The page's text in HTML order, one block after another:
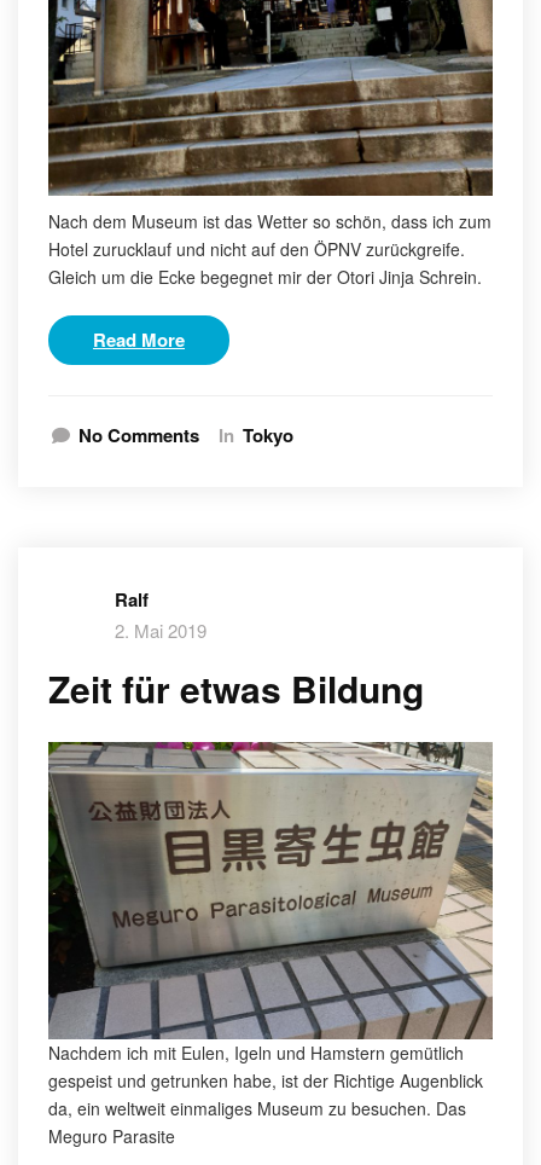
Nach dem Museum ist das Wetter so schön, dass ich zum
Hotel zurucklauf und nicht auf den ÖPNV zurückgreife.
Gleich um die Ecke begegnet mir der Otori Jinja Schrein.
Read More
No Comments In Tokyo
Ralf
2. Mai 2019
Zeit für etwas Bildung
Nachdem ich mit Eulen, Igeln und Hamstern gemütlich
gespeist und getrunken habe, ist der Richtige Augenblick
da, ein weltweit einmaliges Museum zu besuchen. Das
Meguro Parasite